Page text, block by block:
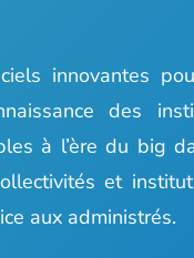
innovantes
des
à l’ère du big
et
aux administrés.